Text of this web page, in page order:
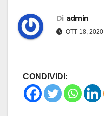
Di admin
OTT 18, 2020
CONDIVIDI: